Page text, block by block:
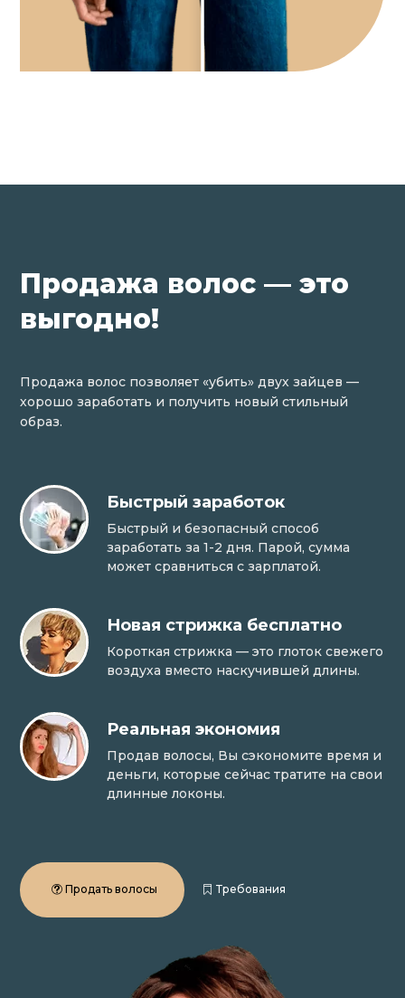
Продажа волос — это
выгодно!
Продажа волос позволяет «убить» двух зайцев —
хорошо заработать и получить новый стильный
образ.
Быстрый заработок
Быстрый и безопасный способ
заработать за 1-2 дня. Парой, сумма
может сравниться с зарплатой.
Новая стрижка бесплатно
Короткая стрижка — это глоток свежего
воздуха вместо наскучившей длины.
Реальная экономия
Продав волосы, Вы сэкономите время и
деньги, которые сейчас тратите на свои
длинные локоны.
Продать волосы Требования